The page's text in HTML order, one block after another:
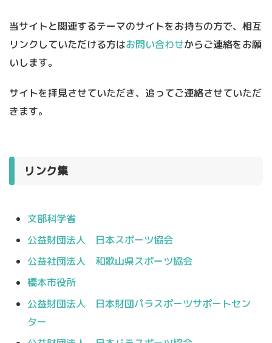
当サイトと関連するテーマのサイトをお持ちの方で、相互
リンクしていただける方はお問い合わせからご連絡をお願
いします。
サイトを拝見させていただき、追ってご連絡させていただ
きます。
リンク集
文部科学省
公益財団法人 日本スポーツ協会
公益社団法人 和歌山県スポーツ協会
橋本市役所
公益財団法人 日本財団パラスポーツサポートセン
ター